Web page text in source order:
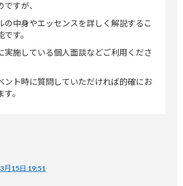
すが、
の中身やエッセンスを詳しく解説するこ
す。
実施している個人面談などご利用くださ
ント時に質問していただければ的確にお
。
月15日 19:51